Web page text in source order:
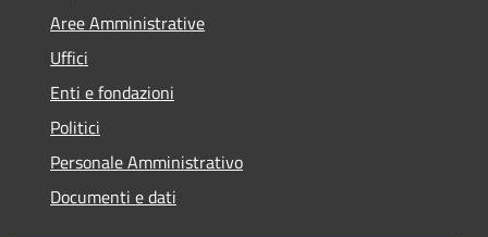
Aree Amministrative
Uffici
Enti e fondazioni
Politici
Personale Amministrativo
Documenti e dati